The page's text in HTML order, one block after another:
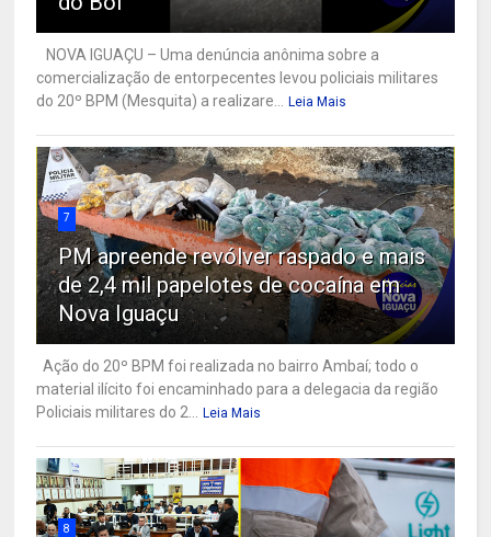
NOVA IGUAÇU – Uma denúncia anônima sobre a
comercialização de entorpecentes levou policiais militares
do 20º BPM (Mesquita) a realizare... Leia Mais
7
PM apreende revólver raspado e mais
de 2,4 mil papelotes de cocaína em
Nova Iguaçu
Ação do 20º BPM foi realizada no bairro Ambaí; todo o
material ilícito foi encaminhado para a delegacia da região
Policiais militares do 2... Leia Mais
8